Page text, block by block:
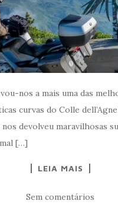
nos a mais uma das
curvas do Colle
devolveu maravilhosas
[…]
LEIA MAIS
Sem comentários